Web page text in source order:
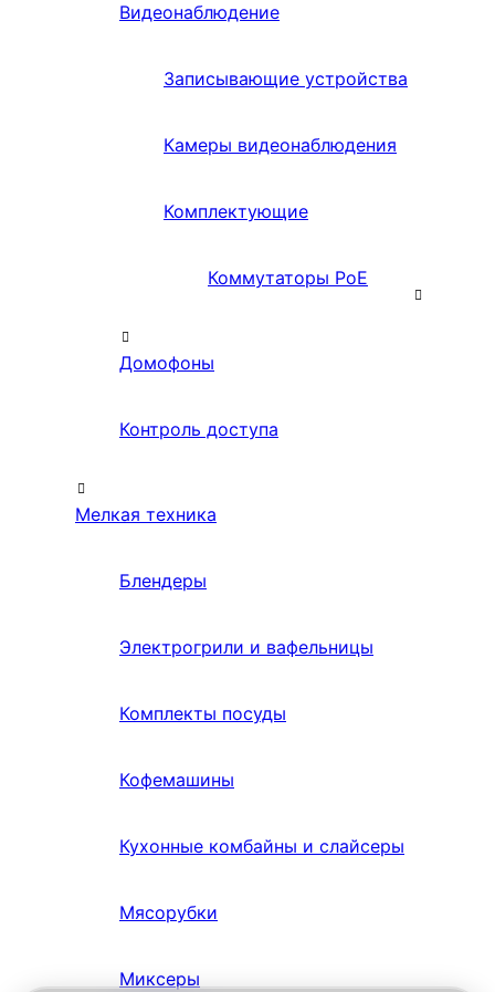
Видеонаблюдение
Записывающие устройства
Камеры видеонаблюдения
Комплектующие
Коммутаторы PoE
Домофоны
Контроль доступа
Мелкая техника
Блендеры
Электрогрили и вафельницы
Комплекты посуды
Кофемашины
Кухонные комбайны и слайсеры
Мясорубки
Миксеры